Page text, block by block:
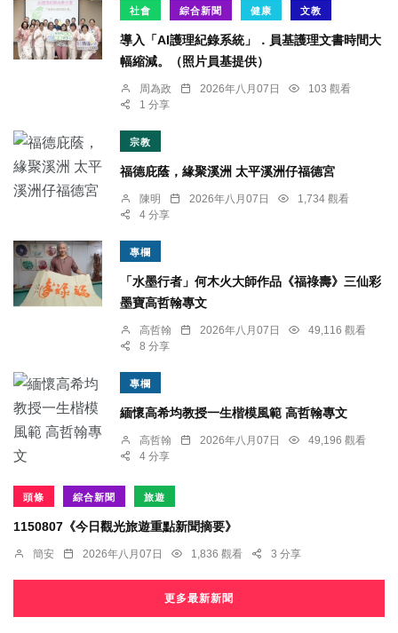
社會 綜合新聞 健康 文教
導入「AI護理紀錄系統」．員基護理文書時間大
幅縮減。（照片員基提供）
周為政 2026年八月07日
103 觀看
1 分享
宗教
福德庇蔭，緣聚溪洲 太平溪洲仔福德宮
陳明 2026年八月07日
1,734 觀看
4 分享
專欄
「水墨行者」何木火大師作品《福祿壽》三仙彩
墨寶高哲翰專文
高哲翰 2026年八月07日
49,116 觀看
8 分享
專欄
緬懷高希均教授一生楷模風範 高哲翰專文
高哲翰 2026年八月07日
49,196 觀看
4 分享
頭條 綜合新聞 旅遊
1150807《今日觀光旅遊重點新聞摘要》
簡安 2026年八月07日 1,836 觀看 3 分享
更多最新新聞